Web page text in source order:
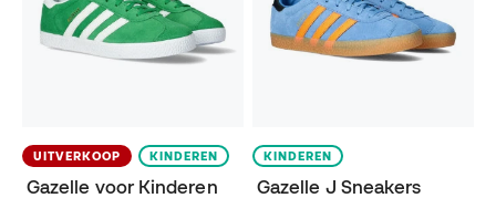
UITVERKOOP KINDEREN
Gazelle voor Kinderen
KINDEREN
Gazelle J Sneakers